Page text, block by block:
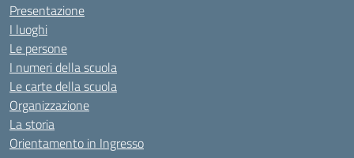
Presentazione
I luoghi
Le persone
I numeri della scuola
Le carte della scuola
Organizzazione
La storia
Orientamento in Ingresso